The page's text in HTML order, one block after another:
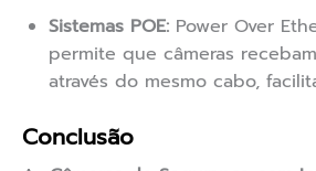
Sistemas POE: Power Over
permite que câmeras
através do mesmo cabo,
Conclusão